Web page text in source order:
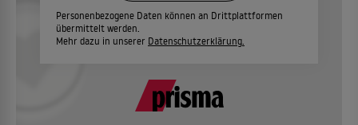
Personenbezogene Daten können an Drittplattformen
übermittelt werden.
Mehr dazu in unserer Datenschutzerklärung.